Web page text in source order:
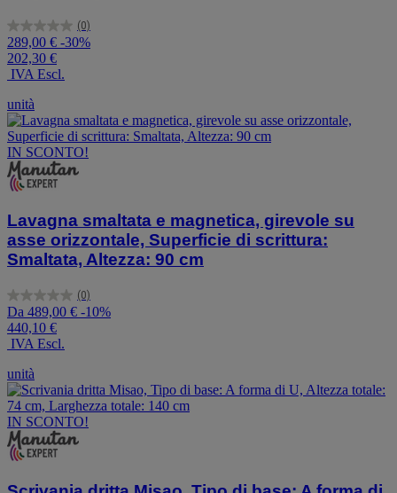
(0)
0.0
su
5
stelle.
289,00 € -30%
202,30 €
IVA Escl.
unità
IN SCONTO!
Lavagna smaltata e magnetica, girevole su
asse orizzontale, Superficie di scrittura:
Smaltata, Altezza: 90 cm
(0)
0.0
su
5
stelle.
Da 489,00 € -10%
440,10 €
IVA Escl.
unità
IN SCONTO!